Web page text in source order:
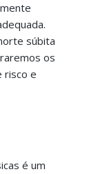
súbita
os
risco e
é um